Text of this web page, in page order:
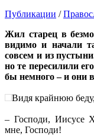
Публикации /
Жил старец в
видимо и начали
совсем и из
но те пересилили
бы немного – и они
Видя крайнюю беду,
– Господи, Иисусе
мне, Господи!